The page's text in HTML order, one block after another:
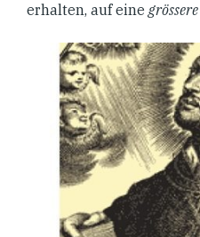
erhalten, auf einegrössere